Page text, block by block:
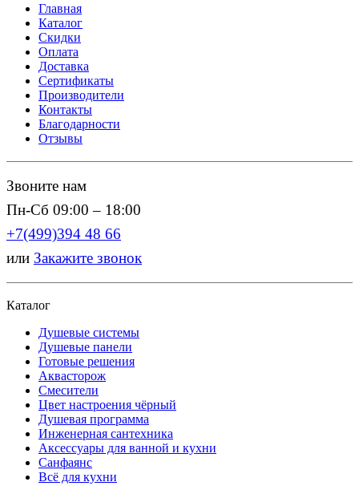
Главная
Каталог
Скидки
Оплата
Доставка
Сертификаты
Производители
Контакты
Благодарности
Отзывы
Звоните нам
Пн-Сб 09:00 – 18:00
+7(499)394 48 66
или Закажите звонок
Каталог
Душевые системы
Душевые панели
Готовые решения
Аквасторож
Смесители
Цвет настроения чёрный
Душевая программа
Инженерная сантехника
Аксессуары для ванной и кухни
Санфаянс
Всё для кухни